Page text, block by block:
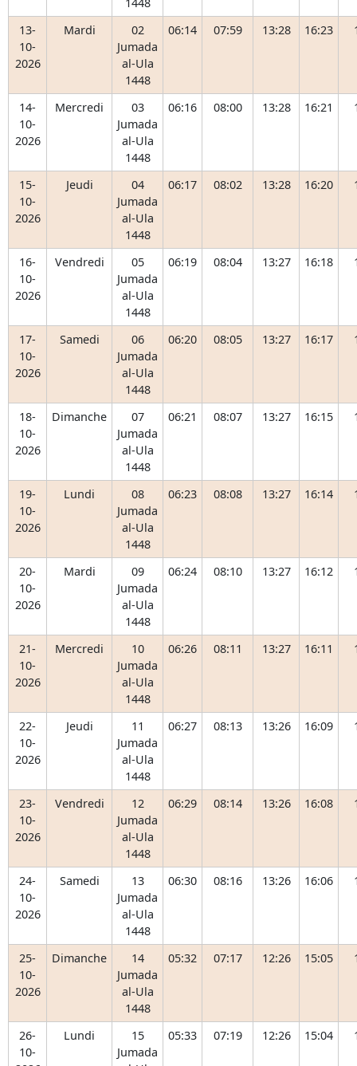
13-
10-
2026
Mardi
02
Jumada
al-Ula
1448
06:14 07:59 13:28 16:23
14-
10-
2026
Mercredi
03
Jumada
al-Ula
1448
06:16 08:00 13:28 16:21
15-
10-
2026
Jeudi
04
Jumada
al-Ula
1448
06:17 08:02 13:28 16:20
16-
10-
2026
Vendredi
05
Jumada
al-Ula
1448
06:19 08:04 13:27 16:18
17-
10-
2026
Samedi
06
Jumada
al-Ula
1448
06:20 08:05 13:27 16:17
18-
10-
2026
Dimanche
07
Jumada
al-Ula
1448
06:21 08:07 13:27 16:15
19-
10-
2026
Lundi
08
Jumada
al-Ula
1448
06:23 08:08 13:27 16:14
20-
10-
2026
Mardi
09
Jumada
al-Ula
1448
06:24 08:10 13:27 16:12
21-
10-
2026
Mercredi
10
Jumada
al-Ula
1448
06:26 08:11 13:27 16:11
22-
10-
2026
Jeudi
11
Jumada
al-Ula
1448
06:27 08:13 13:26 16:09
23-
10-
2026
Vendredi
12
Jumada
al-Ula
1448
06:29 08:14 13:26 16:08
24-
10-
2026
Samedi
13
Jumada
al-Ula
1448
06:30 08:16 13:26 16:06
25-
10-
2026
Dimanche
14
Jumada
al-Ula
1448
05:32 07:17 12:26 15:05
26-
10-
Lundi
15
Jumada
05:33 07:19 12:26 15:04